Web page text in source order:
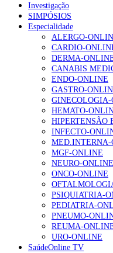
Investigação
SIMPÓSIOS
Especialidade
ALERGO-
CARDIO-
DERMA-
CANABIS
ENDO-ONLINE
GASTRO-
HEMATO-
HIPERTENSÃO
INFECTO-
MED.INTERNA-
MGF-ONLINE
NEURO-ONLINE
ONCO-ONLINE
PSIQUIATRIA-
PEDIATRIA-
PNEUMO-
REUMA-
URO-ONLINE
SaúdeOnline TV